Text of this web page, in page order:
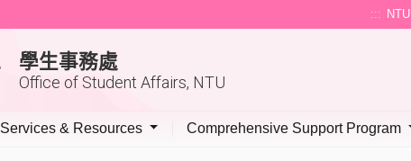
::: NTU
學生事務處
Office of Student Affairs, NTU
Services & Resources Comprehensive Support Program